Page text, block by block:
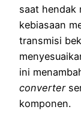
saat hendak
kebiasaan
transmisi
ini
converter
komponen.